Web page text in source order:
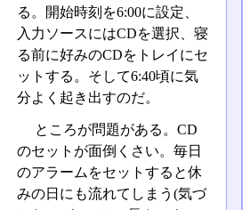
る。開始時刻を6:00に設定、
入力ソースにはCDを選択、寝
る前に好みのCDをトレイにセ
ットする。そして6:40頃に気
分よく起き出すのだ。
ところが問題がある。CD
のセットが面倒くさい。毎日
のアラームをセットすると休
みの日にも流れてしまう(気づ